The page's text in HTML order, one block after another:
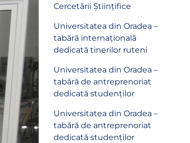
Cercetării Științifice
Universitatea din Oradea –
tabără internațională
dedicată tinerilor ruteni
Universitatea din Oradea –
tabără de antreprenoriat
dedicată studenților
Universitatea din Oradea –
tabără de antreprenoriat
dedicată studenților